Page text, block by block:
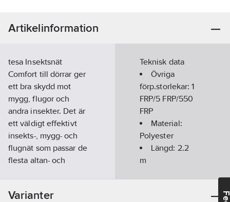
Artikelinformation
tesa Insektsnät
Comfort till dörrar ger
ett bra skydd mot
mygg, flugor och
andra insekter. Det är
ett väldigt effektivt
insekts-, mygg- och
flugnät som passar de
flesta altan- och
öppen och få frisk luft
Teknisk data
Övriga
förp.storlekar:1
FRP/5 FRP/550
FRP
Material:
Polyester
Längd: 2.2
m
Varianter